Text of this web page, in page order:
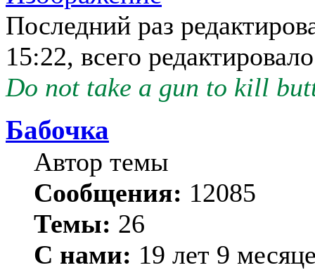
Последний раз
15:22, всего
Do not take a gun to kill
Бабочка
Автор темы
Сообщения: 12085
Темы: 26
С нами: 19 лет 9